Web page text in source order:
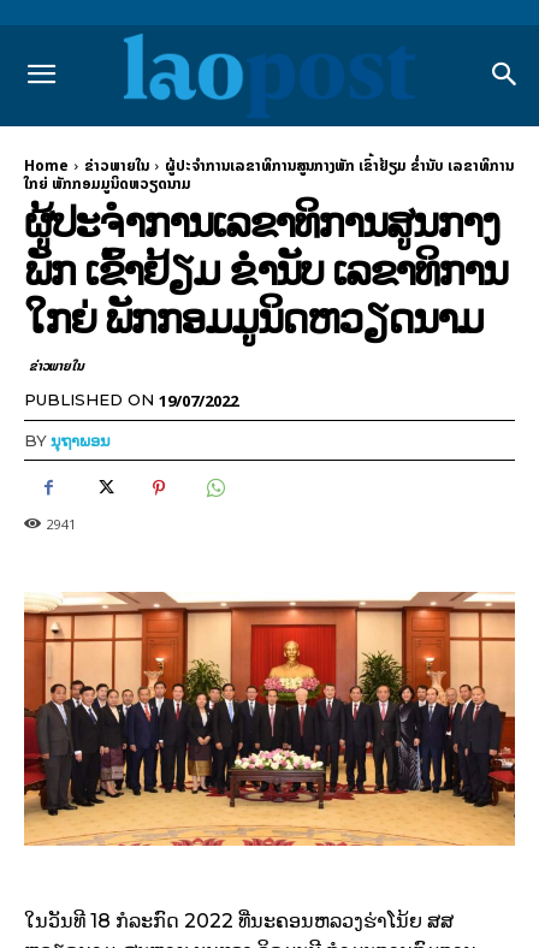
Home ຂ່າວພາຍ​ໃນ
ຜູ້ປະຈຳການເລຂາທິການສູນກາງພັກ ເຂົ້າຢ້ຽມ ຂ່ຳນັບ ເລຂາທິການ
ໃກຍ່ ພັກກອມມູນິດຫວຽດນາມ
ຜູ້ປະຈຳການເລຂາທິການສູນກາງ
ພັກ ເຂົ້າຢ້ຽມ ຂ່ຳນັບ ເລຂາທິການ
ໃກຍ່ ພັກກອມມູນິດຫວຽດນາມ
ຂ່າວພາຍ​ໃນ
PUBLISHED ON 19/07/2022
BYນຸຖາພອນ
2941
ໃນວັນທີ 18 ກໍລະກົດ 2022 ທີ່ນະຄອນຫລວງຮ່າໂນ້ຍ ສສ